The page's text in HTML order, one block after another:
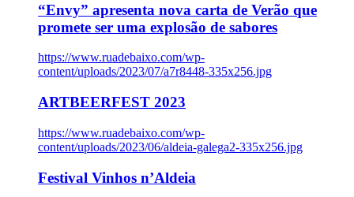
“Envy” apresenta nova carta de Verão que
promete ser uma explosão de sabores
https://www.ruadebaixo.com/wp-
content/uploads/2023/07/a7r8448-335x256.jpg
ARTBEERFEST 2023
https://www.ruadebaixo.com/wp-
content/uploads/2023/06/aldeia-galega2-335x256.jpg
Festival Vinhos n’Aldeia